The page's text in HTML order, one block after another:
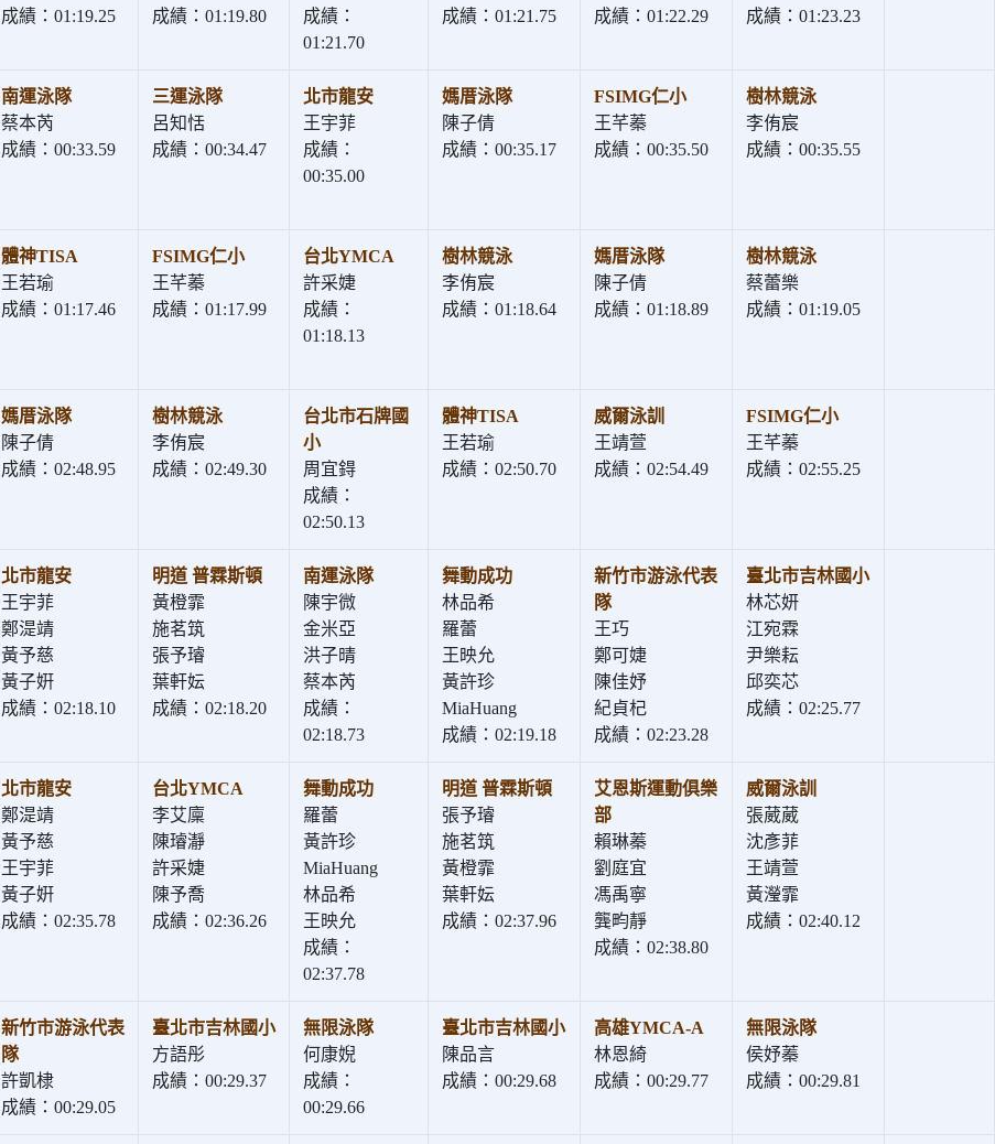
成績：01:19.25
成績：01:19.80
成績：
01:21.70
成績：01:21.75
成績：01:22.29
成績：01:23.23
南運泳隊
蔡本芮
成績：00:33.59
三運泳隊
呂知恬
成績：00:34.47
北市龍安
王宇菲
成績：
00:35.00
媽厝泳隊
陳子倩
成績：00:35.17
FSIMG仁小
王芊蓁
成績：00:35.50
樹林競泳
李侑宸
成績：00:35.55
體神TISA
王若瑜
成績：01:17.46
FSIMG仁小
王芊蓁
成績：01:17.99
台北YMCA
許采婕
成績：
01:18.13
樹林競泳
李侑宸
成績：01:18.64
媽厝泳隊
陳子倩
成績：01:18.89
樹林競泳
蔡蕾樂
成績：01:19.05
媽厝泳隊
陳子倩
成績：02:48.95
樹林競泳
李侑宸
成績：02:49.30
台北市石牌國
小
周宜鍀
成績：
02:50.13
體神TISA
王若瑜
成績：02:50.70
威爾泳訓
王靖萱
成績：02:54.49
FSIMG仁小
王芊蓁
成績：02:55.25
北市龍安
王宇菲
鄭湜靖
黃予慈
黃子姸
成績：02:18.10
明道 普霖斯頓
黃橙霏
施茗筑
張予璿
葉軒妘
成績：02:18.20
南運泳隊
陳宇微
金米亞
洪子晴
蔡本芮
成績：
02:18.73
舞動成功
林品希
羅蕾
王映允
黃許珍
MiaHuang
成績：02:19.18
新竹市游泳代表
隊
王巧
鄭可婕
陳佳妤
紀貞杞
成績：02:23.28
臺北市吉林國小
林芯妍
江宛霖
尹樂耘
邱奕芯
成績：02:25.77
北市龍安
鄭湜靖
黃予慈
王宇菲
黃子姸
成績：02:35.78
台北YMCA
李艾廩
陳璿瀞
許采婕
陳予喬
成績：02:36.26
舞動成功
羅蕾
黃許珍
MiaHuang
林品希
王映允
成績：
02:37.78
明道 普霖斯頓
張予璿
施茗筑
黃橙霏
葉軒妘
成績：02:37.96
艾恩斯運動俱樂
部
賴琳蓁
劉庭宜
馮禹寧
龔畇靜
成績：02:38.80
威爾泳訓
張葳葳
沈彥菲
王靖萱
黃瀅霏
成績：02:40.12
新竹市游泳代表
隊
許凱棣
成績：00:29.05
臺北市吉林國小
方語彤
成績：00:29.37
無限泳隊
何康婗
成績：
00:29.66
臺北市吉林國小
陳品言
成績：00:29.68
高雄YMCA-A
林恩綺
成績：00:29.77
無限泳隊
侯妤蓁
成績：00:29.81